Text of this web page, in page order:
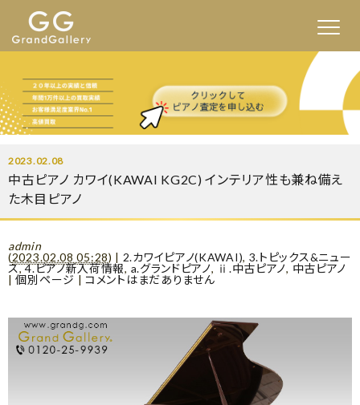
2023.02.08
中古ピアノ カワイ(KAWAI KG2C) インテリア性も兼ね備え
た木目ピアノ
admin
(2023.02.08 05:28) | 2.カワイピアノ(KAWAI), 3.トピックス&ニュー
ス,4.ピアノ新入荷情報, a.グランドピアノ, ⅱ.中古ピアノ, 中古ピアノ
|個別ページ |コメントはまだありません